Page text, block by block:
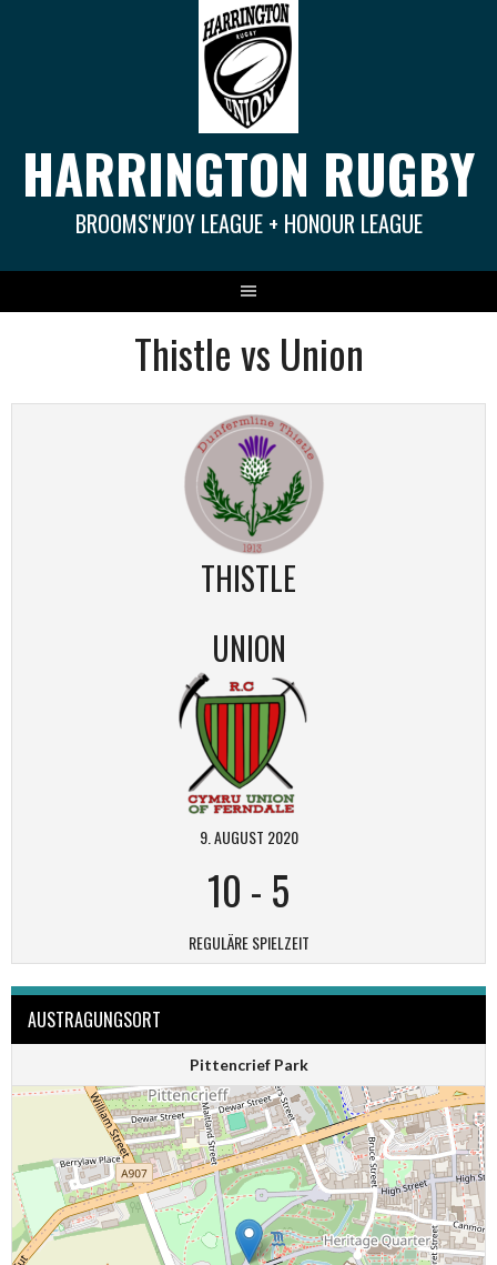
HARRINGTON RUGBY
BROOMS'N'JOY LEAGUE + HONOUR LEAGUE
Thistle vs Union
THISTLE
UNION
9. AUGUST 2020
10 - 5
REGULÄRE SPIELZEIT
AUSTRAGUNGSORT
Pittencrief Park